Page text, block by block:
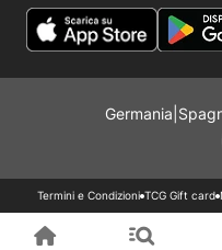
Germania
Termini e Condizioni TCG Gift card